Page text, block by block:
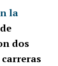
la
dos